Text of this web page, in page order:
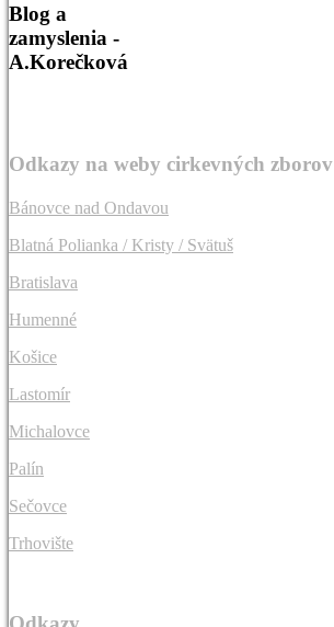
Blog a
zamyslenia -
A.Korečková
Odkazy na weby cirkevných zborov
Bánovce nad Ondavou
Blatná Polianka / Kristy / Svätuš
Bratislava
Humenné
Košice
Lastomír
Michalovce
Palín
Sečovce
Trhovište